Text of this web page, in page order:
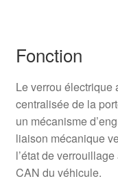
Fonction
Le verrou électrique
centralisée de la
un mécanisme
liaison mécanique
l’état de
CAN du véhicule.